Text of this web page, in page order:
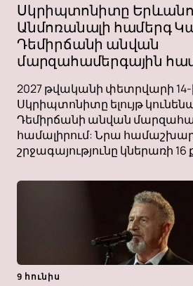
Սկրիպտոնիտը
Անմոռանալի համերգ
Դեմիրճանի անվան
մարզահամերգային
2027 թվականի փետրվարի
Սկրիպտոնիտը ելույթ
Դեմիրճանի անվան
համալիրում: Նրա
շրջագայությունը կներառի
9 հունիս